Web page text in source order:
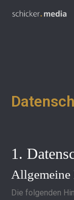
1.
Die folgenden